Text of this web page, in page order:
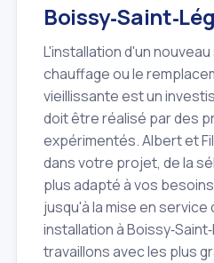
L'installation d'un
chauffage ou le
vieillissante est un
doit être réalisé par des
expérimentés. Albert et
dans votre projet, de la
plus adapté à vos
jusqu'à la mise en
installation à
travaillons avec les plus